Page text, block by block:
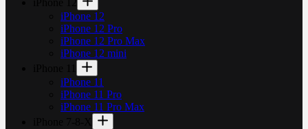
iPhone 12
iPhone 12 Pro
iPhone 12 Pro Max
iPhone 12 mini
iPhone 11
iPhone 11 Pro
iPhone 11 Pro Max